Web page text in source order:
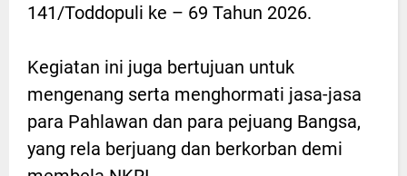
141/Toddopuli ke – 69 Tahun 2026.
Kegiatan ini juga bertujuan untuk
mengenang serta menghormati jasa-jasa
para Pahlawan dan para pejuang Bangsa,
yang rela berjuang dan berkorban demi